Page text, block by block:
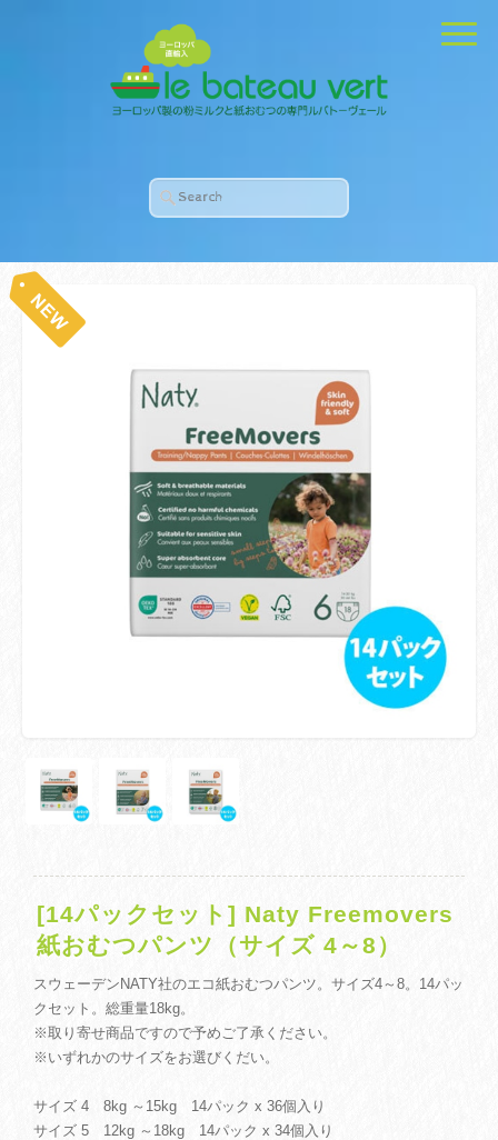
[14パックセット] Naty Freemovers
紙おむつパンツ（サイズ 4～8）
スウェーデンNATY社のエコ紙おむつパンツ。サイズ4～8。14パッ
クセット。総重量18kg。
※取り寄せ商品ですので予めご了承ください。
※いずれかのサイズをお選びくだい。
サイズ 4 8kg ～15kg 14パック x 36個入り
サイズ 5 12kg ～18kg 14パック x 34個入り